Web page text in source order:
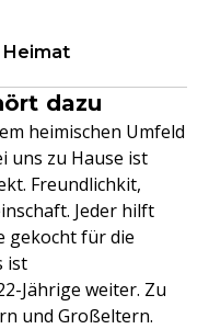
Heimat
dazu
heimischen Umfeld
uns zu Hause ist
Freundlichkit,
Jeder hilft
gekocht für die
ist
Jährige weiter. Zu
und Großeltern.